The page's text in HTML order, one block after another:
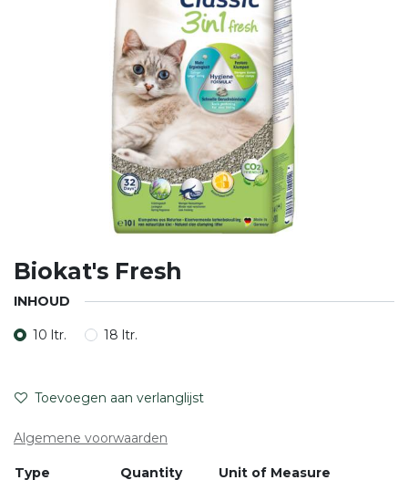
Biokat's Fresh
INHOUD
10 ltr. 18 ltr.
Toevoegen aan verlanglijst
Algemene voorwaarden
Type Quantity Unit of Measure